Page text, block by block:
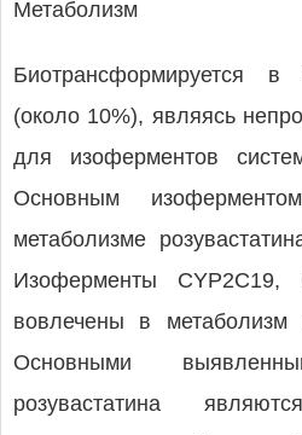
Метаболизм
Биотрансформируется в
(около 10%), являясь
для изоферментов
Основным
метаболизме
Изоферменты
вовлечены в
Основными
розувастатина